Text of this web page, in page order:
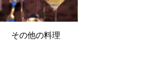
その他の料理